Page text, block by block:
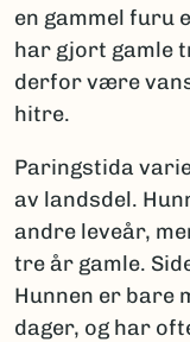
en gammel furu
har gjort gamle
derfor være
hitre.
Paringstida
av landsdel.
andre leveår,
tre år gamle.
Hunnen er bare
dager, og har